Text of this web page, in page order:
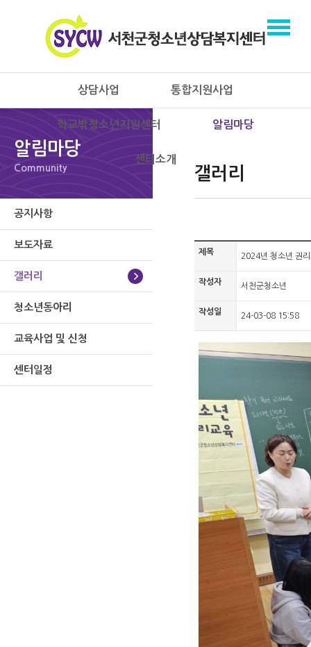
상담사업 통합지원사업
학교밖청소년지원센터 알림마당
센터소개
알림마당
Community
공지사항
보도자료
갤러리
청소년동아리
교육사업 및 신청
센터일정
갤러리
제목 2024년 청소년 권
작성자 서천군청소년
작성일 24-03-08 15:58